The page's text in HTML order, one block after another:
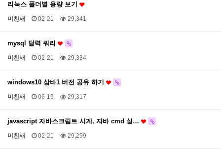
리눅스 폴더별 용량 보기
미친새 02-21 29,341
mysql 달력 쿼리
미친새 02-21 29,334
windows10 삼바1 버전 공유 하기
미친새 06-19 29,317
javascript 자바스크립트 시계, 자바 cmd 실…
미친새 02-21 29,299